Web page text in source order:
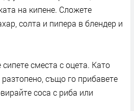
на кипене. Сложете
солта и пипера в блендер и
сместа с оцета. Като
също го прибавете
соса с риба или